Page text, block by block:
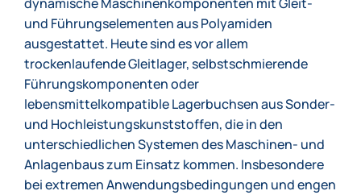
und Führungselementen aus Polyamiden
ausgestattet. Heute sind es vor allem
trockenlaufende Gleitlager, selbstschmierende
Führungskomponenten oder
lebensmittelkompatible Lagerbuchsen aus Sonder-
und Hochleistungskunststoffen, die in den
unterschiedlichen Systemen des Maschinen- und
Anlagenbaus zum Einsatz kommen. Insbesondere
bei extremen Anwendungsbedingungen und engen